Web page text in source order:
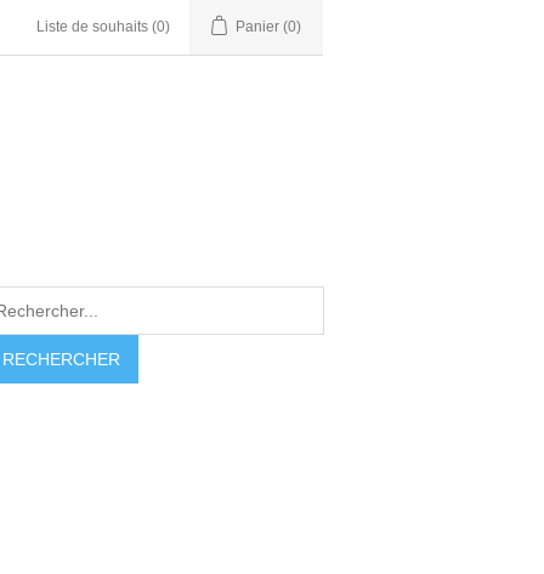
Liste de souhaits (0) Panier (0)
RECHERCHER